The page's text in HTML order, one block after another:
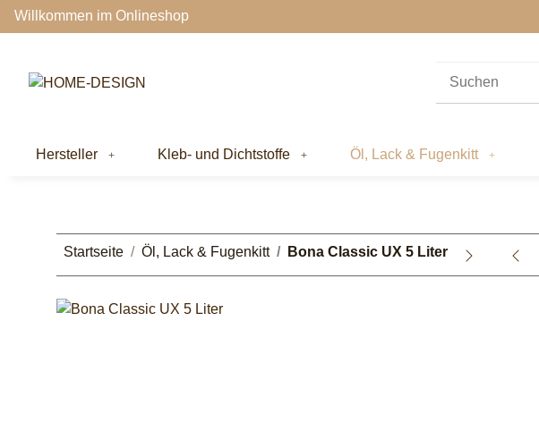
Willkommen im Onlineshop
Hersteller Kleb- und Dichtstoffe Öl, Lack & Fugenkitt
Startseite Öl, Lack & Fugenkitt Bona Classic UX 5 Liter